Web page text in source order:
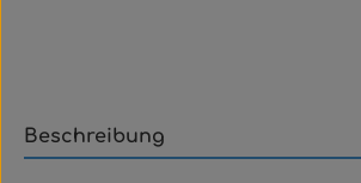
Beschreibung